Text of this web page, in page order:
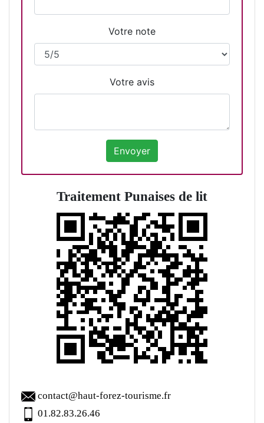
Votre note
Votre avis
Traitement Punaises de lit
contact@haut-forez-tourisme.fr
01.82.83.26.46